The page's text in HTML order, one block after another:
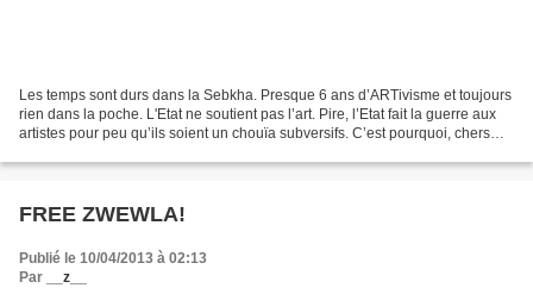
Les temps sont durs dans la Sebkha. Presque 6 ans d’ARTivisme et toujours
rien dans la poche. L'Etat ne soutient pas l’art. Pire, l’Etat fait la guerre aux
artistes pour peu qu’ils soient un chouïa subversifs. C’est pourquoi, chers
FREE ZWEWLA!
Publié le 10/04/2013 à 02:13
Par
__z__